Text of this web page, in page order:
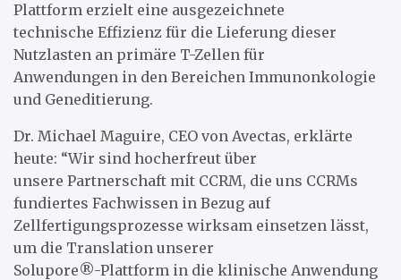
Plattform erzielt eine ausgezeichnete
technische Effizienz für die Lieferung dieser
Nutzlasten an primäre T-Zellen für
Anwendungen in den Bereichen Immunonkologie
und Geneditierung.
Dr. Michael Maguire, CEO von Avectas, erklärte
heute: “Wir sind hocherfreut über
unsere Partnerschaft mit CCRM, die uns CCRMs
fundiertes Fachwissen in Bezug auf
Zellfertigungsprozesse wirksam einsetzen lässt,
um die Translation unserer
Solupore®-Plattform in die klinische Anwendung